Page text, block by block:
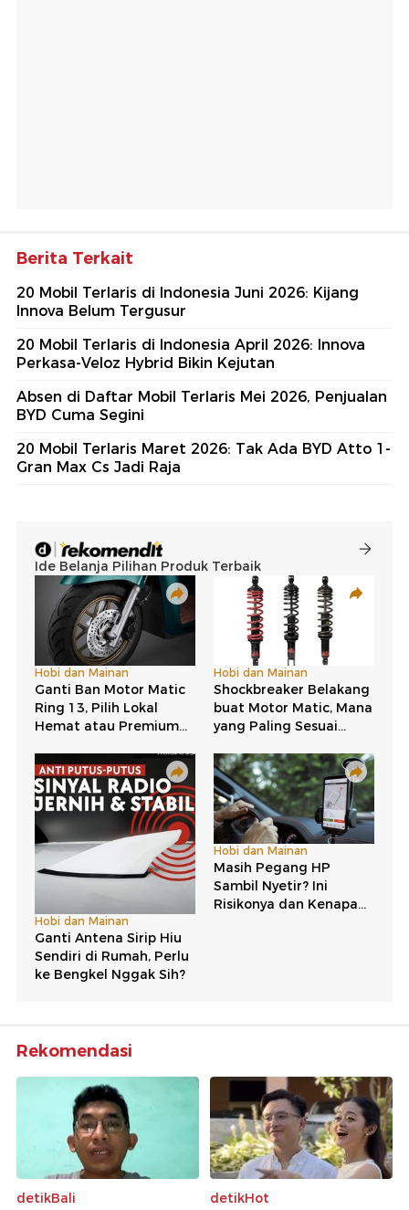
Berita Terkait
20 Mobil Terlaris di Indonesia Juni 2026: Kijang
Innova Belum Tergusur
20 Mobil Terlaris di Indonesia April 2026: Innova
Perkasa-Veloz Hybrid Bikin Kejutan
Absen di Daftar Mobil Terlaris Mei 2026, Penjualan
BYD Cuma Segini
20 Mobil Terlaris Maret 2026: Tak Ada BYD Atto 1-
Gran Max Cs Jadi Raja
Rekomendasi
detikBali
detikHot